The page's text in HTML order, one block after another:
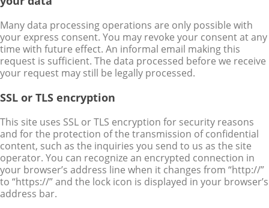
Many data processing operations are only possible with
your express consent. You may revoke your consent at any
time with future effect. An informal email making this
request is sufficient. The data processed before we receive
your request may still be legally processed.
SSL or TLS encryption
This site uses SSL or TLS encryption for security reasons
and for the protection of the transmission of confidential
content, such as the inquiries you send to us as the site
operator. You can recognize an encrypted connection in
your browser’s address line when it changes from “http://”
to “https://” and the lock icon is displayed in your browser’s
address bar.